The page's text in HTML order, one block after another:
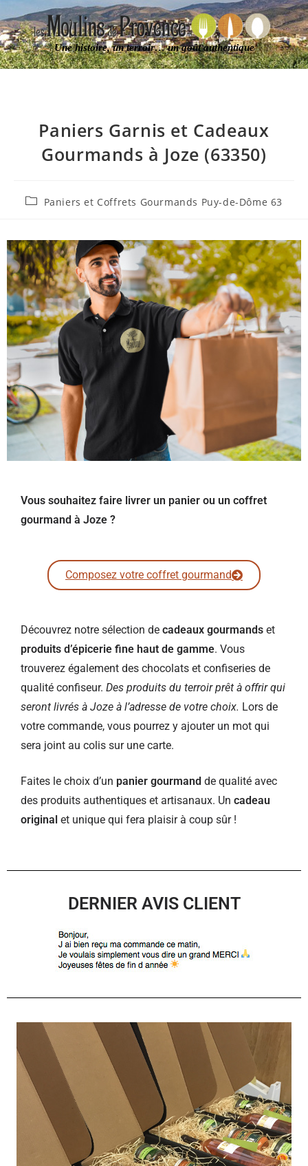
Une histoire, un terroir… un goût authentique
Paniers Garnis et Cadeaux
Gourmands à Joze (63350)
Paniers et Coffrets Gourmands Puy-de-Dôme 63
Vous souhaitez faire livrer un panier ou un coffret
gourmand à Joze ?
Composez votre coffret gourmand
Découvrez notre sélection de cadeaux gourmands et
produits d’épicerie fine haut de gamme. Vous
trouverez également des chocolats et confiseries de
qualité confiseur. Des produits du terroir prêt à offrir qui
seront livrés à Joze à l’adresse de votre choix. Lors de
votre commande, vous pourrez y ajouter un mot qui
sera joint au colis sur une carte.
Faites le choix d’un panier gourmand de qualité avec
des produits authentiques et artisanaux. Un cadeau
original et unique qui fera plaisir à coup sûr !
DERNIER AVIS CLIENT